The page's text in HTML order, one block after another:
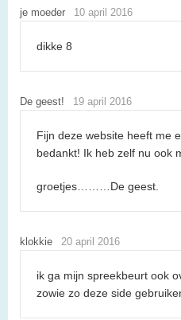
je moeder 10 april 2016
dikke 8
De geest! 19 april 2016
Fijn deze website heeft me
bedankt! Ik heb zelf nu ook
groetjes………De geest.
klokkie 20 april 2016
ik ga mijn spreekbeurt ook
zowie zo deze side